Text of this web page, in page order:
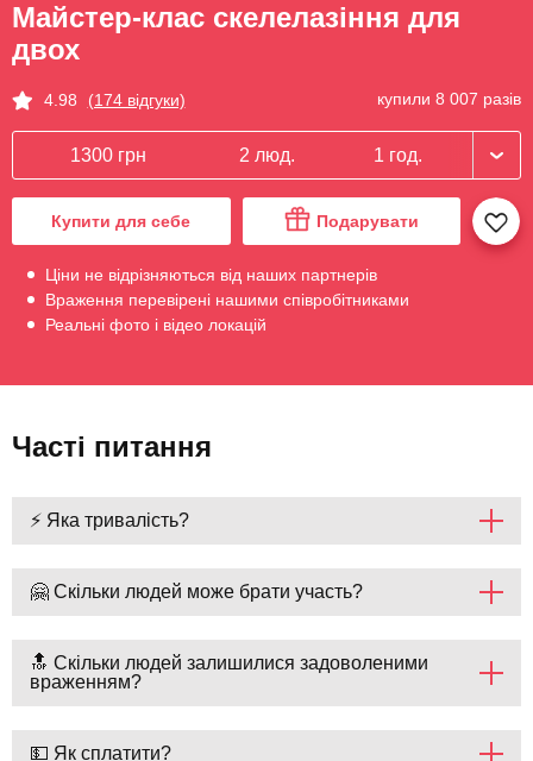
Майстер-клас скелелазіння для
двох
4.98 (174 відгуки) купили 8 007 разів
1300 грн 2 люд. 1 год.
Купити для себе Подарувати
Ціни не відрізняються від наших партнерів
Враження перевірені нашими співробітниками
Реальні фото і відео локацій
Часті питання
⚡ Яка тривалість?
🤗 Скільки людей може брати участь?
🔝 Скільки людей залишилися задоволеними
враженням?
💵 Як сплатити?